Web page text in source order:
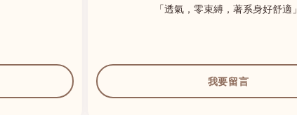
「透氣，零束縛，著系身好舒適」
我要留言